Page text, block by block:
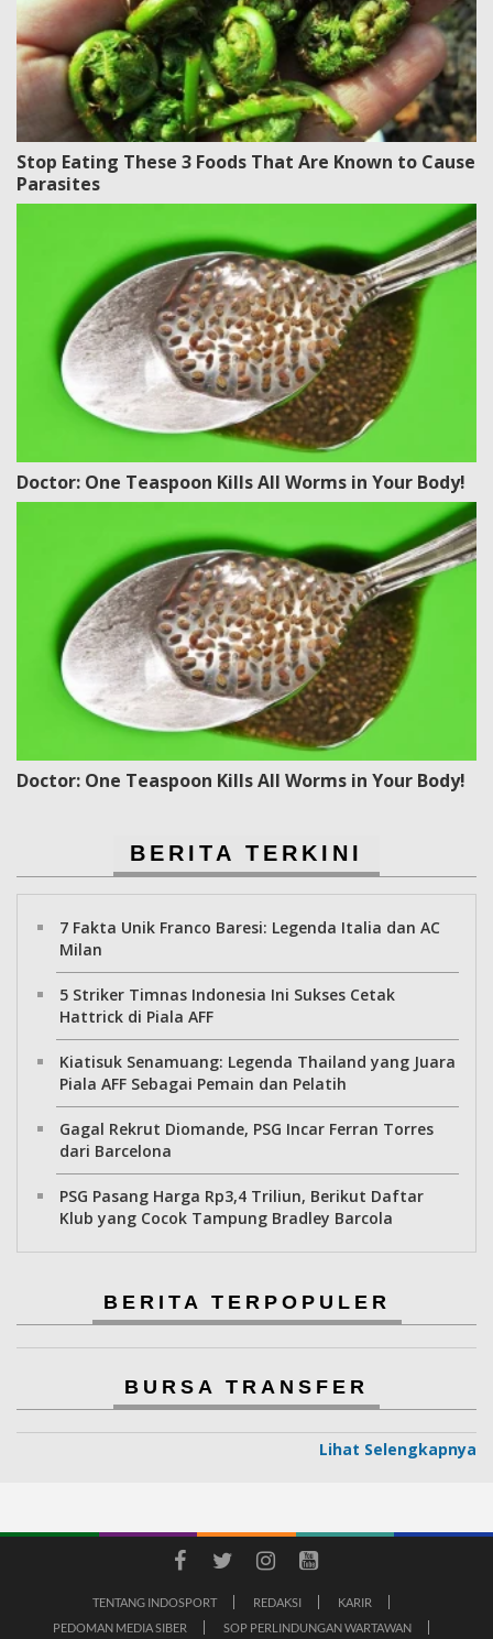
Stop Eating These 3 Foods That Are Known to Cause
Parasites
Doctor: One Teaspoon Kills All Worms in Your Body!
Doctor: One Teaspoon Kills All Worms in Your Body!
BERITA TERKINI
7 Fakta Unik Franco Baresi: Legenda Italia dan AC
Milan
5 Striker Timnas Indonesia Ini Sukses Cetak
Hattrick di Piala AFF
Kiatisuk Senamuang: Legenda Thailand yang Juara
Piala AFF Sebagai Pemain dan Pelatih
Gagal Rekrut Diomande, PSG Incar Ferran Torres
dari Barcelona
PSG Pasang Harga Rp3,4 Triliun, Berikut Daftar
Klub yang Cocok Tampung Bradley Barcola
BERITA TERPOPULER
BURSA TRANSFER
Lihat Selengkapnya
TENTANG INDOSPORT REDAKSI
KARIR
PEDOMAN MEDIA SIBER
SOP PERLINDUNGAN WARTAWAN